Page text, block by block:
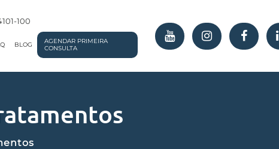
100
BLOG
AGENDAR PRIMEIRA
CONSULTA